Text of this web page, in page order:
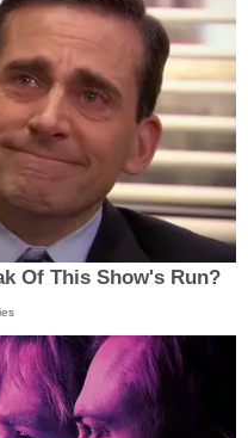
Of This Show's Run?